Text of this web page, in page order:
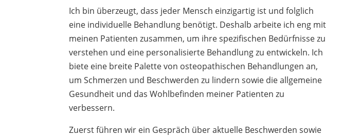
Ich bin überzeugt, dass jeder Mensch einzigartig ist und folglich
eine individuelle Behandlung benötigt. Deshalb arbeite ich eng mit
meinen Patienten zusammen, um ihre spezifischen Bedürfnisse zu
verstehen und eine personalisierte Behandlung zu entwickeln. Ich
biete eine breite Palette von osteopathischen Behandlungen an,
um Schmerzen und Beschwerden zu lindern sowie die allgemeine
Gesundheit und das Wohlbefinden meiner Patienten zu
verbessern.
Zuerst führen wir ein Gespräch über aktuelle Beschwerden sowie